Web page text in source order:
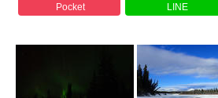
Pocket LINE